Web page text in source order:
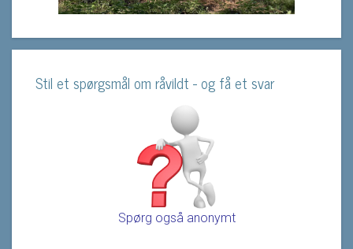
Stil et spørgsmål om råvildt - og få et svar
Spørg også anonymt